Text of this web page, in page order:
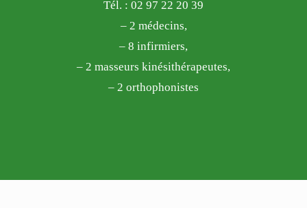
Tél. : 02 97 22 20 39
– 2 médecins,
– 8 infirmiers,
– 2 masseurs kinésithérapeutes,
– 2 orthophonistes